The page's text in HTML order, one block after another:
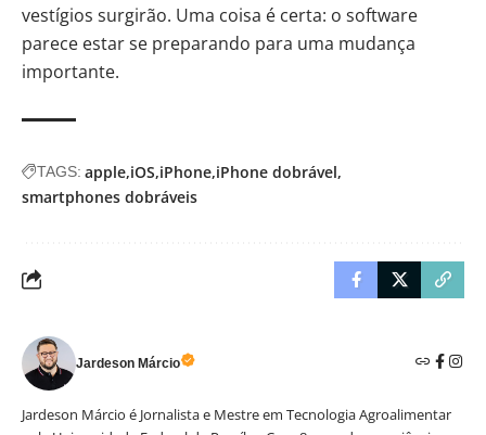
vestígios surgirão. Uma coisa é certa: o software
parece estar se preparando para uma mudança
importante.
TAGS: apple iOS iPhone iPhone dobrável
smartphones dobráveis
Jardeson Márcio
Jardeson Márcio é Jornalista e Mestre em Tecnologia Agroalimentar